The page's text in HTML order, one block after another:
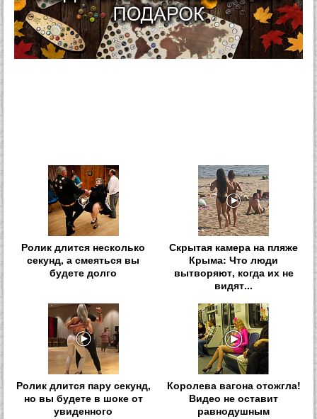
Ролик длится несколько
секунд, а смеяться вы
будете долго
Скрытая камера на пляже
Крыма: Что люди
вытворяют, когда их не
видят...
Ролик длится пару секунд,
но вы будете в шоке от
увиденного
Королева вагона отожгла!
Видео не оставит
равнодушным